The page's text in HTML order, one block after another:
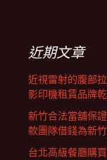
近期文章
近視雷射的腹部
影印機租賃品牌
新竹合法當舖保
款團隊借錢為新
台北高級餐廳購